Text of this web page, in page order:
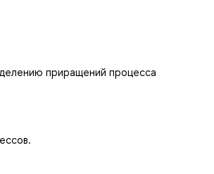
приращений процесса